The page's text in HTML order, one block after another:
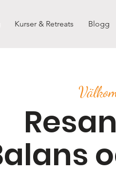
Kurser & Retreats Blogg